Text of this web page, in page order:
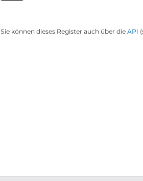
Sie können dieses Register auch über die API